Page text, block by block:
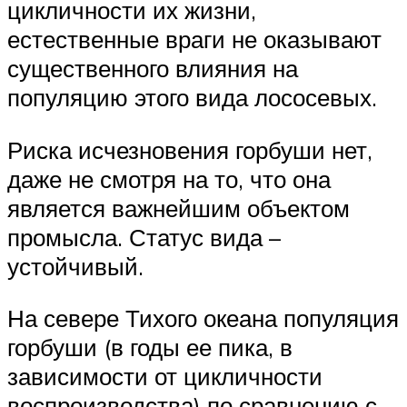
цикличности их жизни,
естественные враги не оказывают
существенного влияния на
популяцию этого вида лососевых.
Риска исчезновения горбуши нет,
даже не смотря на то, что она
является важнейшим объектом
промысла. Статус вида –
устойчивый.
На севере Тихого океана популяция
горбуши (в годы ее пика, в
зависимости от цикличности